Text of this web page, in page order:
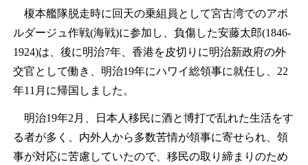
榎本艦隊脱走時に回天の乗組員として宮古湾でのアボ
ルダージュ作戦(海戦)に参加し、負傷した安藤太郎(1846-
1924)は、後に明治7年、香港を皮切りに明治新政府の外
交官として働き、明治19年にハワイ総領事に就任し、22
年11月に帰国しました。
明治19年2月、日本人移民に酒と博打で乱れた生活をす
る者が多く、内外人から多数苦情が領事に寄せられ、領
事が対応に苦慮していたので、移民の取り締まりのため